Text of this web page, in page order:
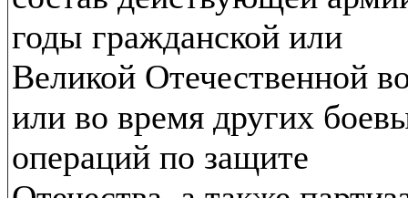
годы гражданской или
Великой Отечественной
или во время других
операций по защите